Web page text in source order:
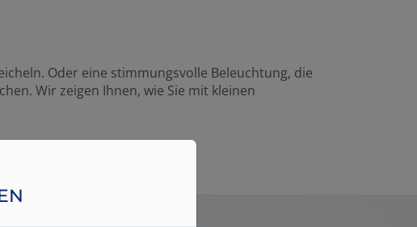
Oder eine stimmungsvolle Beleuchtung, die
Wir zeigen Ihnen, wie Sie mit kleinen